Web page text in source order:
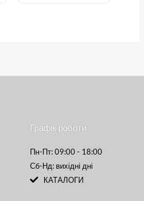
Графік роботи
Пн-Пт: 09:00 - 18:00
Сб-Нд: вихідні дні
КАТАЛОГИ